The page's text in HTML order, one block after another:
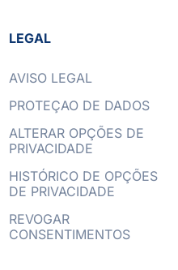
LEGAL
AVISO LEGAL
PROTEÇAO DE DADOS
ALTERAR OPÇÕES DE
PRIVACIDADE
HISTÓRICO DE OPÇÕES
DE PRIVACIDADE
REVOGAR
CONSENTIMENTOS